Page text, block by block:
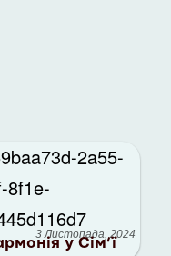
3 Листопада, 2024
у Сім’ї